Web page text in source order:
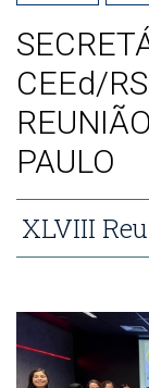
CEEd/
PAULO
XLVIII